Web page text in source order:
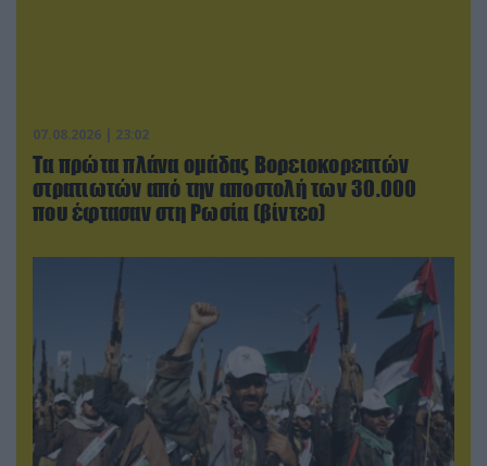
07.08.2026 | 23:02
Τα πρώτα πλάνα ομάδας Βορειοκορεατών
στρατιωτών από την αποστολή των 30.000
που έφτασαν στη Ρωσία (βίντεο)